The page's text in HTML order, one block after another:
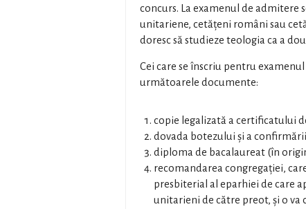
concurs. La examenul de
unitariene, cetăţeni români sau
doresc să studieze teologia ca a
Cei care se înscriu pentru
următoarele documente:
copie legalizată a certificatului
dovada botezului şi a confirmării
diploma de bacalaureat (în
recomandarea congregaţiei,
presbiterial al eparhiei de care
unitarieni de către preot, şi o